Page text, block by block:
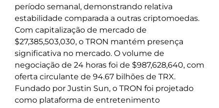
período semanal, demonstrando relativa
estabilidade comparada a outras criptomoedas.
Com capitalização de mercado de
$27,385,503,030, o TRON mantém presença
significativa no mercado. O volume de
negociação de 24 horas foi de $987,628,640, com
oferta circulante de 94.67 bilhões de TRX.
Fundado por Justin Sun, o TRON foi projetado
como plataforma de entretenimento